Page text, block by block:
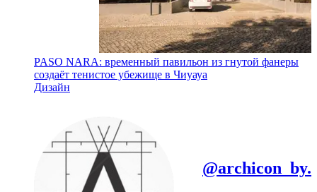
PASO NARA: временный павильон из гнутой фанеры
создаёт тенистое убежище в Чиуауа
Дизайн
@archicon_by.